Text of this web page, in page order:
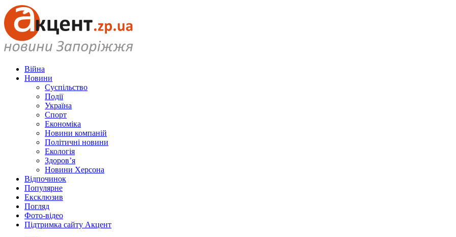
Війна
Новини
Суспільство
Події
Україна
Спорт
Економіка
Новини компаній
Політичні новини
Екологія
Здоров’я
Новини Херсона
Відпочинок
Популярне
Ексклюзив
Погляд
Фото-відео
Підтримка сайту Акцент